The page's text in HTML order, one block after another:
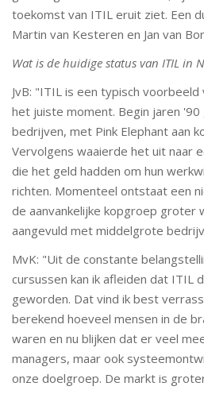
toekomst van ITIL eruit ziet. Een
Martin van Kesteren en Jan van
Wat is de huidige status van ITIL in
JvB: "ITIL is een typisch
het juiste moment. Begin jaren '90
bedrijven, met Pink Elephant aan
Vervolgens waaierde het uit naar
die het geld hadden om hun
richten. Momenteel ontstaat een
de aanvankelijke kopgroep
aangevuld met middelgrote
MvK: "Uit de constante
cursussen kan ik afleiden dat ITIL
geworden. Dat vind ik best
berekend hoeveel mensen in de
waren en nu blijken dat er veel
managers, maar ook
onze doelgroep. De markt is